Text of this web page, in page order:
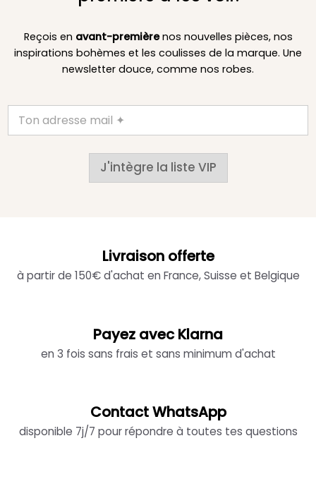
Reçois en avant-premièrenos nouvelles pièces, nos
inspirations bohèmes et les coulisses de la marque. Une
newsletter douce, comme nos robes.
J'intègre la liste VIP
Livraison offerte
à partir de 150€ d'achat en France, Suisse et Belgique
Payez avec Klarna
en 3 fois sans frais et sans minimum d'achat
Contact WhatsApp
disponible 7j/7 pour répondre à toutes tes questions